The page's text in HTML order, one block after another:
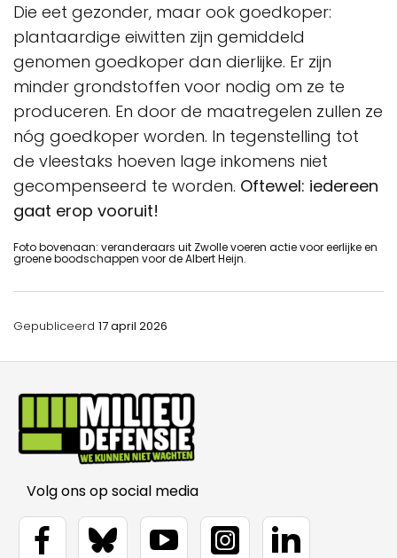
Die eet gezonder, maar ook goedkoper:
plantaardige eiwitten zijn gemiddeld
genomen goedkoper dan dierlijke. Er zijn
minder grondstoffen voor nodig om ze te
produceren. En door de maatregelen zullen ze
nóg goedkoper worden. In tegenstelling tot
de vleestaks hoeven lage inkomens niet
gecompenseerd te worden. Oftewel: iedereen
gaat erop vooruit!
Foto bovenaan: veranderaars uit Zwolle voeren actie voor eerlijke en
groene boodschappen voor de Albert Heijn.
Gepubliceerd 17 april 2026
Volg ons op social media